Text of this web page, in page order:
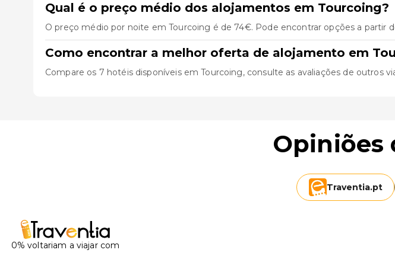
Qual é o preço médio dos alojamentos em Tourcoing?
O preço médio por noite em Tourcoing é de 74€. Pode encontrar opções a partir
Como encontrar a melhor oferta de alojamento em
Compare os 7 hotéis disponíveis em Tourcoing, consulte as avaliações de outros
Opiniões
Traventia.pt
0% voltariam a viajar com